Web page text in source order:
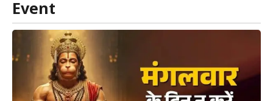
Event